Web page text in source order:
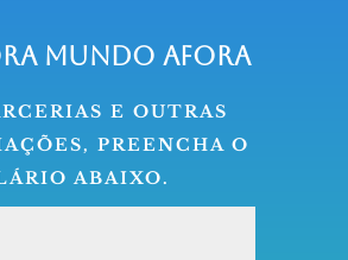
Mundo Afora
E OUTRAS
PREENCHA O
ABAIXO.